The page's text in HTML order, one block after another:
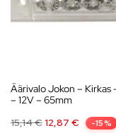
Äärivalo Jokon – Kirkas
– 12V – 65mm
15,14€12,87 € -15%